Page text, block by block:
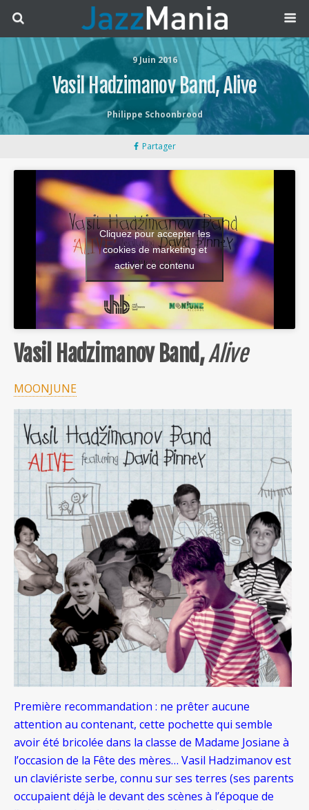
9 Juin 2016
Vasil Hadzimanov Band, Alive
Philippe Schoonbrood
Partager
Cliquez pour accepter les
cookies de marketing et
activer ce contenu
Vasil Hadzimanov Band,Alive
MOONJUNE
Première recommandation : ne prêter aucune
attention au contenant, cette pochette qui semble
avoir été bricolée dans la classe de Madame Josiane à
l’occasion de la Fête des mères… Vasil Hadzimanov est
un claviériste serbe, connu sur ses terres (ses parents
occupaient déjà le devant des scènes à l’époque de